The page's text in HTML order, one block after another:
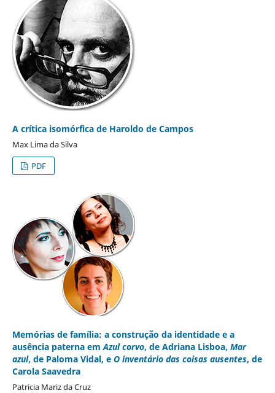
A crítica isomórfica de Haroldo de Campos
Max Lima da Silva
PDF
Memórias de família: a construção da identidade e a
ausência paterna emAzul corvo, de Adriana Lisboa, Mar
azul, de Paloma Vidal, e O inventário das coisas ausentes, de
Carola Saavedra
Patricia Mariz da Cruz